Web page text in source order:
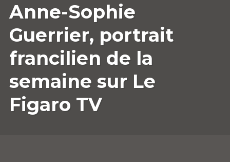
AVRIL
2023
UN
COMMENTAIRE
Anne-Sophie
Guerrier, portrait
francilien de la
semaine sur Le
Figaro TV